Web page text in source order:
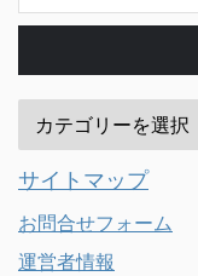
サイトマップ
お問合せフォーム
運営者情報